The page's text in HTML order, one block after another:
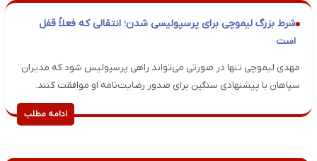
شرط بزرگ لیموچی برای پرسپولیسی شدن؛ انتقالی که فعلاً قفل
است
مهدی لیموچی تنها در صورتی می‌تواند راهی پرسپولیس شود که مدیران
سپاهان با پیشنهادی سنگین برای صدور رضایت‌نامه او موافقت کنند.
ادامه مطلب